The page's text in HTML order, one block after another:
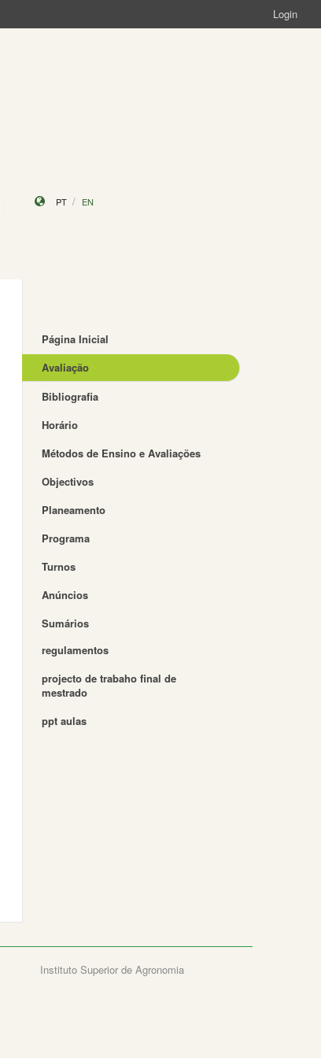
Login
PT EN
Página Inicial
Avaliação
Bibliografia
Horário
Métodos de Ensino e Avaliações
Objectivos
Planeamento
Programa
Turnos
Anúncios
Sumários
regulamentos
projecto de trabaho final de
mestrado
ppt aulas
Instituto Superior de Agronomia